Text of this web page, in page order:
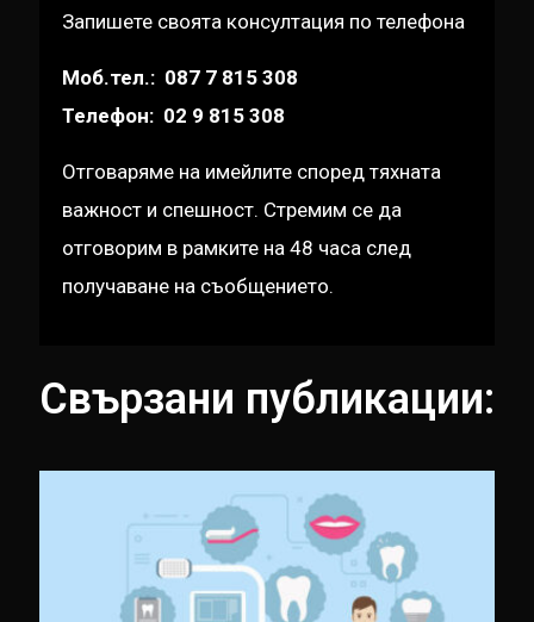
Запишете своята консултация по телефона
Моб.тел.: 087 7 815 308
Телефон: 02 9 815 308
Отговаряме на имейлите според тяхната
важност и спешност. Стремим се да
отговорим в рамките на 48 часа след
получаване на съобщението.
Свързани публикации: